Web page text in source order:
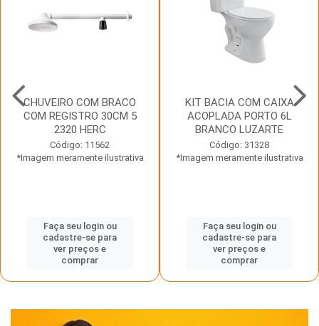
CHUVEIRO COM BRACO
COM REGISTRO 30CM 5
2320 HERC
Código: 11562
*Imagem meramente ilustrativa
Faça seu login ou
cadastre-se para
ver preços e
comprar
KIT BACIA COM CAIXA
ACOPLADA PORTO 6L
BRANCO LUZARTE
Código: 31328
*Imagem meramente ilustrativa
Faça seu login ou
cadastre-se para
ver preços e
comprar